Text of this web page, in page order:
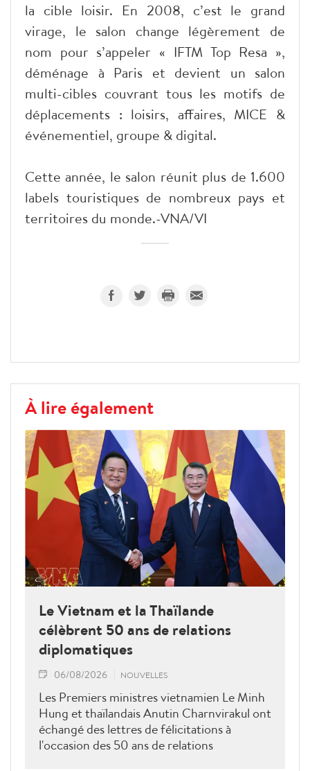
la cible loisir. En 2008, c’est le grand
virage, le salon change légèrement de
nom pour s’appeler « IFTM Top Resa »,
déménage à Paris et devient un salon
multi-cibles couvrant tous les motifs de
déplacements : loisirs, affaires, MICE &
événementiel, groupe & digital.
Cette année, le salon réunit plus de 1.600
labels touristiques de nombreux pays et
territoires du monde.-VNA/VI
À lire également
Le Vietnam et la Thaïlande
célèbrent 50 ans de relations
diplomatiques
06/08/2026 NOUVELLES
Les Premiers ministres vietnamien Le Minh
Hung et thaïlandais Anutin Charnvirakul ont
échangé des lettres de félicitations à
l'occasion des 50 ans de relations